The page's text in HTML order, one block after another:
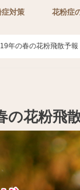
症対策 花粉症
年の春の花粉飛散予
の花粉飛